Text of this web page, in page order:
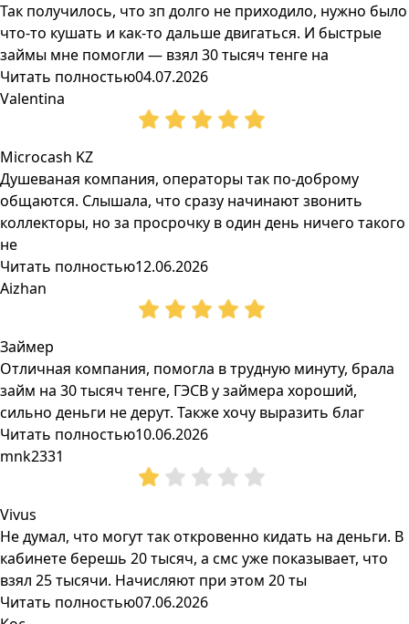
Так получилось, что зп долго не приходило, нужно было
что-то кушать и как-то дальше двигаться. И быстрые
займы мне помогли — взял 30 тысяч тенге на
Читать полностью04.07.2026
Valentina
Microcash KZ
Душеваная компания, операторы так по-доброму
общаются. Слышала, что сразу начинают звонить
коллекторы, но за просрочку в один день ничего такого
не
Читать полностью12.06.2026
Aizhan
Займер
Отличная компания, помогла в трудную минуту, брала
займ на 30 тысяч тенге, ГЭСВ у займера хороший,
сильно деньги не дерут. Также хочу выразить благ
Читать полностью10.06.2026
mnk2331
Vivus
Не думал, что могут так откровенно кидать на деньги. В
кабинете берешь 20 тысяч, а смс уже показывает, что
взял 25 тысячи. Начисляют при этом 20 ты
Читать полностью07.06.2026